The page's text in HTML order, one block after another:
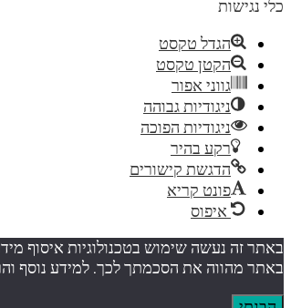
כלי נגישות
הגדל טקסט
הקטן טקסט
גווני אפור
ניגודיות גבוהה
ניגודיות הפוכה
רקע בהיר
הדגשת קישורים
פונט קריא
איפוס
באתר מהווה את הסכמתך לכך. למידע נוסף